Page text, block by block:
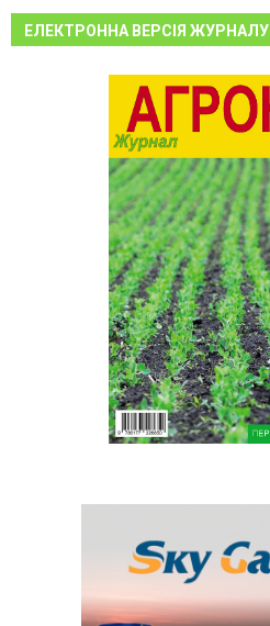
ЕЛЕКТРОННА ВЕРСІЯ ЖУРНАЛУ